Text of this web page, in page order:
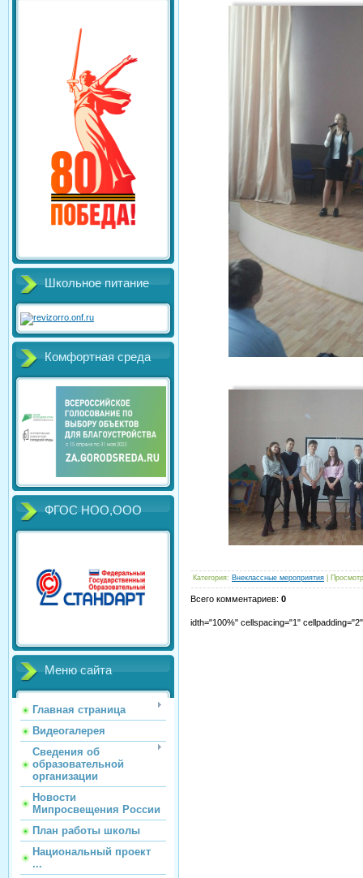
Школьное питание
Комфортная среда
ФГОС НОО,ООО
Меню сайта
Главная страница
Видеогалерея
Сведения об
образовательной
организации
Новости
Мипросвещения России
План работы школы
Национальный проект
...
Категория: Внеклассные мероприятия
Всего комментариев: 0
idth="100%" cellspacing="1"